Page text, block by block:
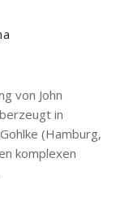
von John
in
(Hamburg,
komplexen